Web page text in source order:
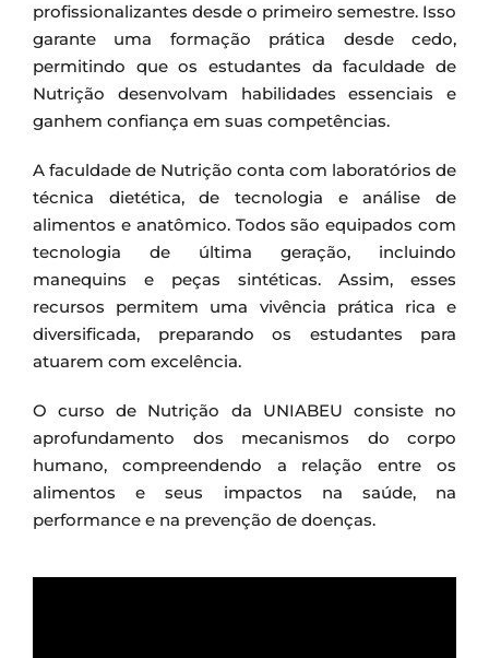
profissionalizantes desde o primeiro semestre. Isso
garante uma formação prática desde cedo,
permitindo que os estudantes da faculdade de
Nutrição desenvolvam habilidades essenciais e
ganhem confiança em suas competências.
A faculdade de Nutrição conta com laboratórios de
técnica dietética, de tecnologia e análise de
alimentos e anatômico. Todos são equipados com
tecnologia de última geração, incluindo
manequins e peças sintéticas. Assim, esses
recursos permitem uma vivência prática rica e
diversificada, preparando os estudantes para
atuarem com excelência.
O curso de Nutrição da UNIABEU consiste no
aprofundamento dos mecanismos do corpo
humano, compreendendo a relação entre os
alimentos e seus impactos na saúde, na
performance e na prevenção de doenças.